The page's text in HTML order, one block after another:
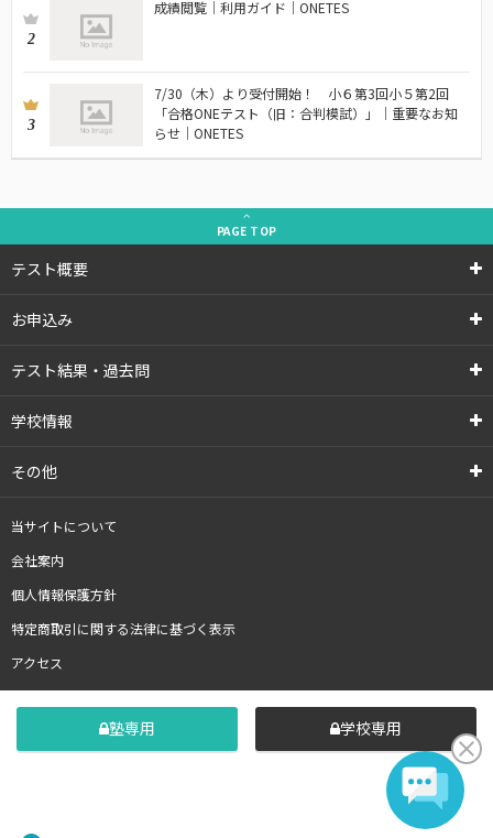
2
成績閲覧｜利用ガイド｜ONETES
3
7/30（木）より受付開始！ 小６第3回小５第2回
「合格ONEテスト（旧：合判模試）」｜重要なお知
らせ｜ONETES
PAGE TOP
テスト概要
お申込み
テスト結果・過去問
学校情報
その他
当サイトについて
会社案内
個人情報保護方針
特定商取引に関する法律に基づく表示
アクセス
塾専用 学校専用